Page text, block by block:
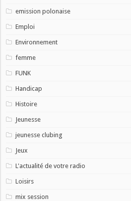
emission polonaise
Emploi
Environnement
femme
FUNK
Handicap
Histoire
Jeunesse
jeunesse clubing
Jeux
L'actualité de votre radio
Loisirs
mix session